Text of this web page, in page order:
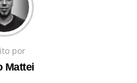
por
Mattei